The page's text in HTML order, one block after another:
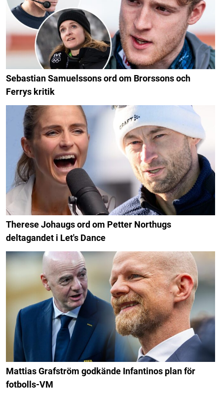
Sebastian Samuelssons ord om Brorssons och
Ferrys kritik
Therese Johaugs ord om Petter Northugs
deltagandet i Let's Dance
Mattias Grafström godkände Infantinos plan för
fotbolls-VM